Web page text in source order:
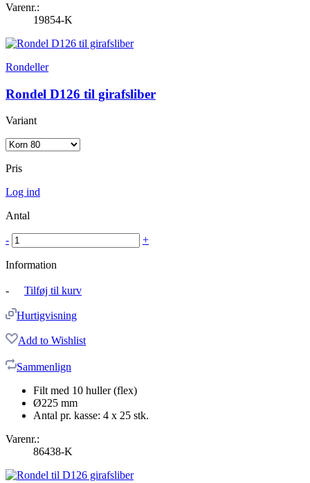
Varenr.:
19854-K
Rondeller
Rondel D126 til girafsliber
Variant
Pris
Log ind
Antal
- +
Information
- Tilføj til kurv
Hurtigvisning
Add to Wishlist
Sammenlign
Filt med 10 huller (flex)
Ø225 mm
Antal pr. kasse: 4 x 25 stk.
Varenr.:
86438-K